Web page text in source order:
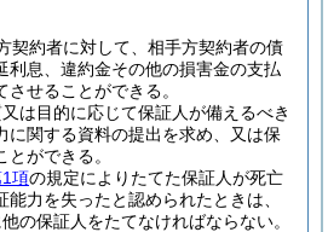
契約者に対して、相手方契約者の債
利息、違約金その他の損害金の支払
せることができる。
は目的に応じて保証人が備えるべき
に関する資料の提出を求め、又は保
ができる。
項の規定によりたてた保証人が死亡
能力を失ったと認められたときは、
の保証人をたてなければならない。